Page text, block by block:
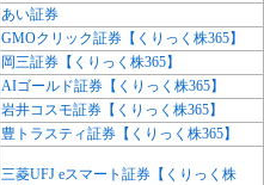
あい証券
GMOクリック証券【くりっく株365】
岡三証券【くりっく株365】
AIゴールド証券【くりっく株365】
岩井コスモ証券【くりっく株365】
豊トラスティ証券【くりっく株365】
三菱UFJ eスマート証券【くりっく株